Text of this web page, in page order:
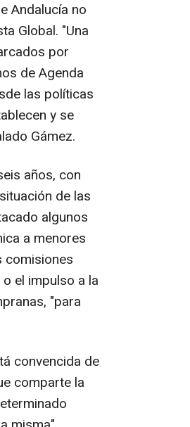
Andalucía no
Global. "Una
por
de Agenda
las políticas
y se
Gámez.
años, con
de las
algunos
a menores
comisiones
el impulso a la
"para
convencida de
comparte la